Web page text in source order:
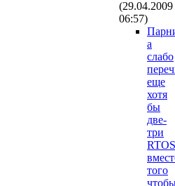
(29.04.2009
06:57)
а
слабо
еще
хотя
бы
две-
три
RTOS
того